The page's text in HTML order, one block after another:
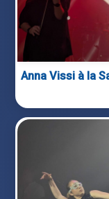
Anna Vissi à la